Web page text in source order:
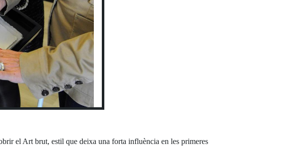
el Art brut, estil que deixa una forta influència en les primeres